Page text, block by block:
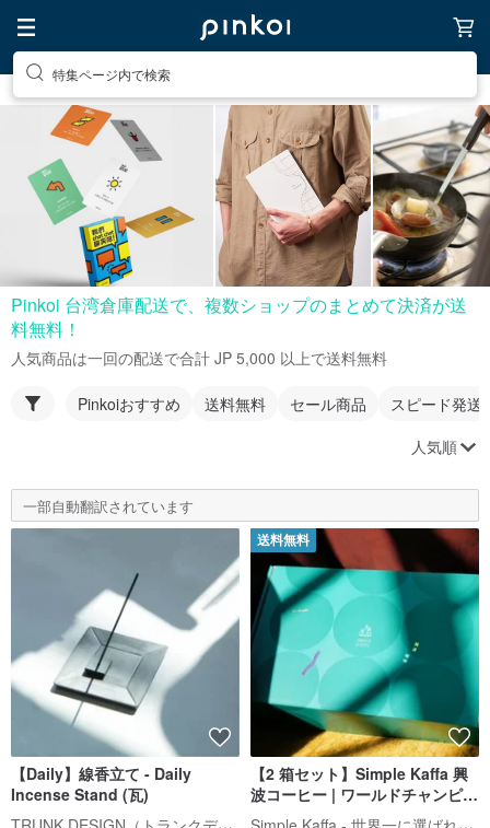
特集ページ内で検索
Pinkoi 台湾倉庫配送で、複数ショップのまとめて決済が送
料無料！
人気商品は一回の配送で合計 JP 5,000 以上で送料無料
Pinkoiおすすめ 送料無料 セール商品
スピード発送
人気順
一部自動翻訳されています
【Daily】線香立て - Daily
Incense Stand (瓦)
TRUNK DESIGN（トランクデザイン）
送料無料
【2 箱セット】Simple Kaffa 興
波コーヒー | ワールドチャンピオ
ン ドリップバッグコーヒーギフSimple Kaffa - 世界一に選ばれたカフェ